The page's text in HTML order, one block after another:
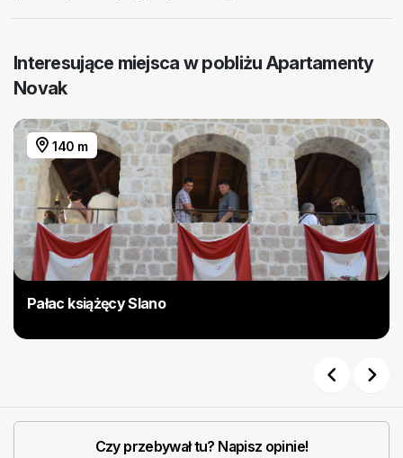
Interesujące miejsca w pobliżu Apartamenty
Novak
140 m
Pałac książęcy Slano
Czy przebywał tu? Napisz opinie!